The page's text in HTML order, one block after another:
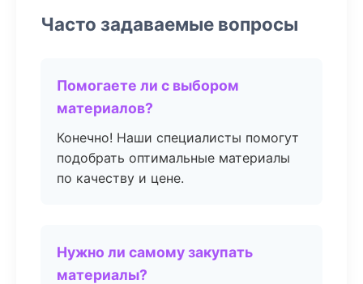
Часто задаваемые вопросы
Помогаете ли с выбором
материалов?
Конечно! Наши специалисты помогут
подобрать оптимальные материалы
по качеству и цене.
Нужно ли самому закупать
материалы?